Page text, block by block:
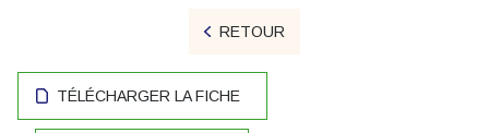
RETOUR
TÉLÉCHARGER LA FICHE